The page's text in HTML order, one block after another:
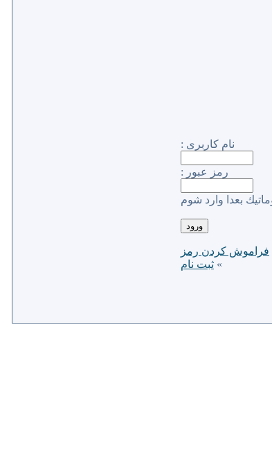
نام كاربری :
رمز عبور :
بعدا وارد شوم
فراموش كردن رمز
» ثبت نام